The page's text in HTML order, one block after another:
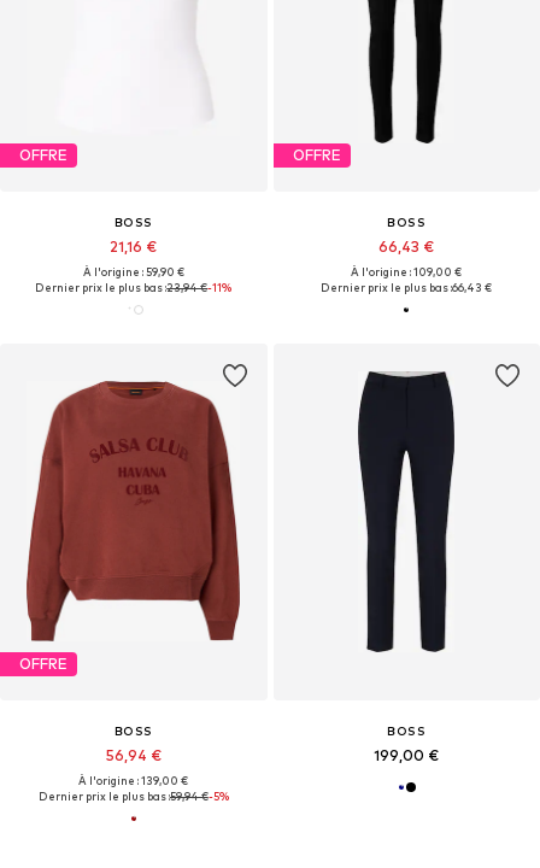
OFFRE
BOSS
21,16 €
À l'origine : 59,90 €
Dernier prix le plus bas :23,94 €-11%
OFFRE
BOSS
66,43 €
À l'origine : 109,00 €
Dernier prix le plus bas :66,43 €
OFFRE
BOSS
56,94 €
À l'origine : 139,00 €
Dernier prix le plus bas :59,94 €-5%
BOSS
199,00 €